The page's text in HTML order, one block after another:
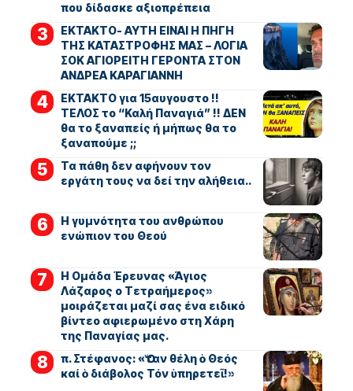
που δίδασκε αξιοπρέπεια
ΕΚΤΑΚΤΟ- ΑΥΤΗ ΕΙΝΑΙ Η ΠΗΓΗ
ΤΗΣ ΚΑΤΑΣΤΡΟΦΗΣ ΜΑΣ – ΛΟΓΙΑ
ΣΟΚ ΑΓΙΟΡΕΙΤΗ ΓΕΡΟΝΤΑ ΣΤΟΝ
ΑΝΔΡΕΑ ΚΑΡΑΓΙΑΝΝΗ
ΕΚΤΑΚΤΟ για 15αυγουστο !!
ΤΕΛΟΣ το “Καλή Παναγιά” !! ΔΕΝ
θα το ξαναπείς ή μήπως θα το
ξαναπούμε ;;
Τα πάθη δεν αφήνουν τον
εργάτη τους να δεί την αλήθεια..
Η γυμνότητα του ανθρώπου
ενώπιον του Θεού
Η Ομάδα Έρευνας «Άγιος
Λάζαρος ο Τετραήμερος»
μοιράζεται μαζί σας ένα ειδικό
βίντεο αφιερωμένο στη Χάρη
της Παναγίας μας.
π. Στέφανος: «Ὅταν θέλη ὁ Θεός
καί ὁ διάβολος Τόν ὑπηρετεῖ!»